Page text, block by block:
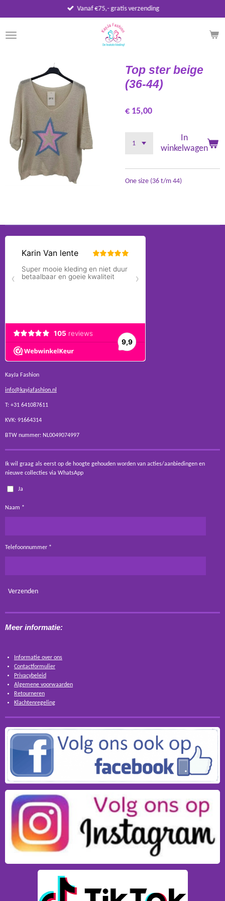
direct
naar
de
Vanaf €75,- gratis verzending
Top ster beige
(36-44)
€ 15,00
In
winkelwagen
One size (36 t/m 44)
KayJa Fashion
info@kayjafashion.nl
T: +31 641087611
KVK: 91664314
BTW nummer: NL0049074997
Ik wil graag als eerst op de hoogte gehouden worden van acties/aanbiedingen en
nieuwe collecties via WhatsApp
Ja
Naam *
Telefoonnummer *
Verzenden
Meer informatie:
Informatie over ons
Contactformulier
Privacybeleid
Algemene voorwaarden
Retourneren
Klachtenregeling